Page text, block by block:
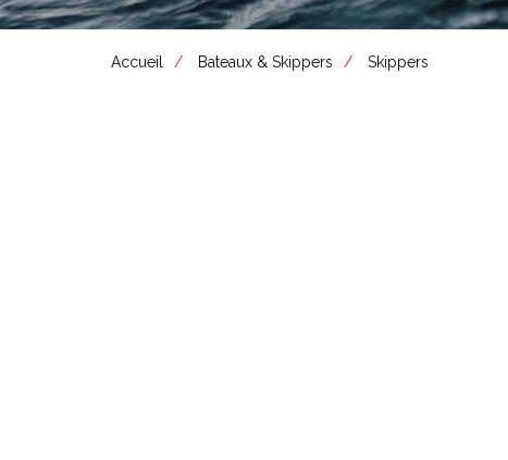
Accueil Bateaux & Skippers Skippers